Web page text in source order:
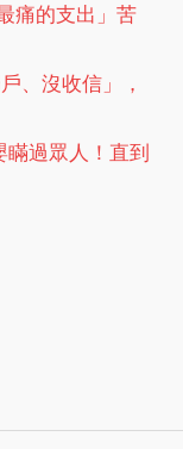
痛的支出」苦
、沒收信」，
過眾人！直到